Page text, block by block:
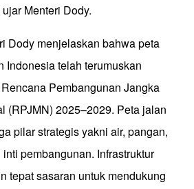
Menteri Dody.
Dody menjelaskan bahwa peta
Indonesia telah terumuskan
Pembangunan Jangka
(RPJMN) 2025–2029. Peta jalan
pilar strategis yakni air, pangan,
pembangunan. Infrastruktur
tepat sasaran untuk mendukung